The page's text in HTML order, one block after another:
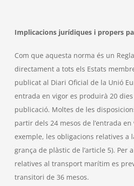
Implicacions jurídiques i propers
Com que aquesta norma és un
directament a tots els Estats
publicat al Diari Oficial de la Unió
entrada en vigor es produirà 20
publicació. Moltes de les
partir dels 24 mesos de l’entrada
exemple, les obligacions relatives a
grança de plàstic de l’article 5). Per
relatives al transport marítim es
transitori de 36 mesos.